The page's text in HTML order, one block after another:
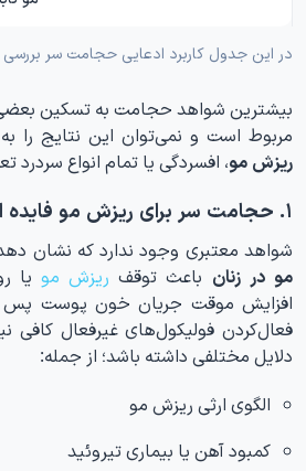
در این جدول کاربرد ادعایی حجامت سر بررسی
بیشترین شواهد حجامت به تسکین
مربوط است و نمی‌توان این نتایج را به
ریزش مو، افسردگی یا تمام انواع سردرد
۱. حجامت سر برای ریزش مو فایده ای دارد؟
شواهد معتبری وجود ندارد که نشان
مو در زنان باعث توقف ریزش مو یا
افزایش موقت جریان خون پوست پس
فعال‌کردن فولیکول‌های غیرفعال
دلایل مختلفی داشته باشد؛ از جمله:
الگوی ارثی ریزش مو
کمبود آهن یا بیماری تیروئید